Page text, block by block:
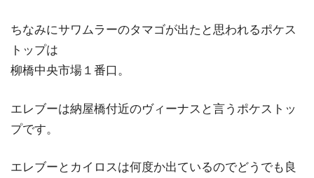
ちなみにサワムラーのタマゴが出たと思われるポケス
トップは
柳橋中央市場１番口。
エレブーは納屋橋付近のヴィーナスと言うポケストッ
プです。
エレブーとカイロスは何度か出ているのでどうでも良